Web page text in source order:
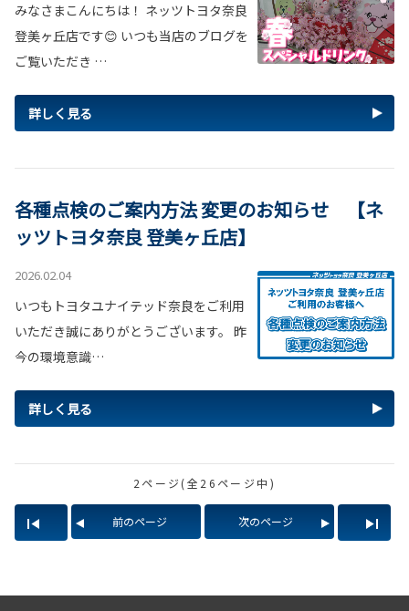
みなさまこんにちは！ ネッツトヨタ奈良
登美ヶ丘店です😊 いつも当店のブログを
ご覧いただき …
詳しく見る
各種点検のご案内方法 変更のお知らせ 【ネ
ッツトヨタ奈良 登美ヶ丘店】
2026.02.04
いつもトヨタユナイテッド奈良をご利用
いただき誠にありがとうございます。 昨
今の環境意識…
詳しく見る
2ページ(全26ページ中)
前のページ 次のページ